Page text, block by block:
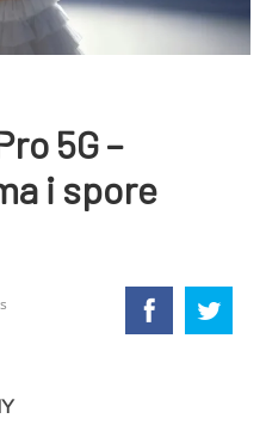
5G –
i spore